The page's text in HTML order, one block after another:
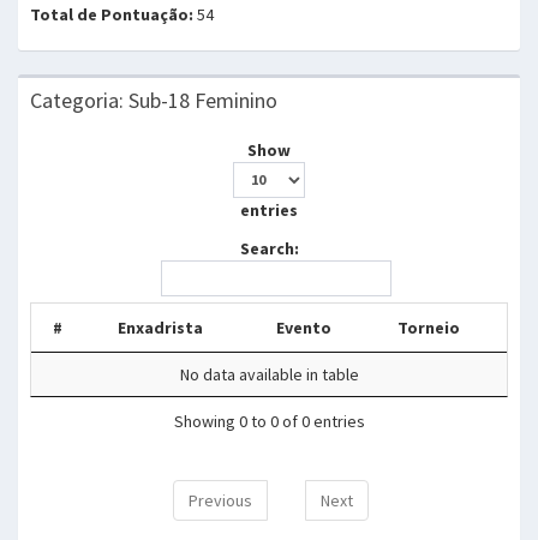
Total de Pontuação: 54
Categoria: Sub-18 Feminino
Show
entries
Search:
# Enxadrista Evento Torneio
No data available in table
Showing 0 to 0 of 0 entries
Previous Next